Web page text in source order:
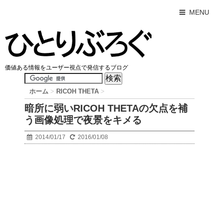
MENU
価値ある情報をユーザー視点で発信するブログ
ホーム > RICOH THETA >
暗所に弱いRICOH THETAの欠点を補
う画像処理で夜景をキメる
2014/01/17 2016/01/08